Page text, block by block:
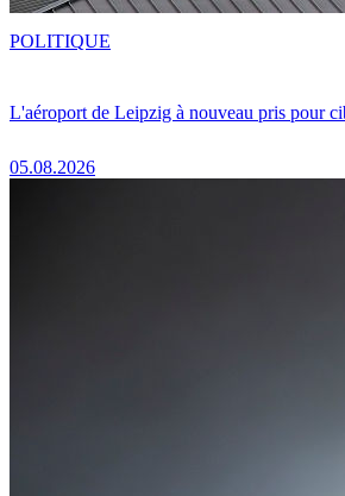
L'aéroport de Leipzig à nouveau pris pour
05.08.2026
POLITIQUE